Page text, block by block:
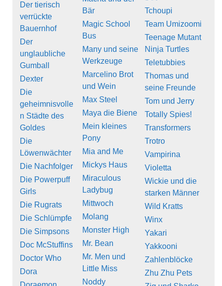
Der tierisch
verrückte
Bauernhof
Der
unglaubliche
Gumball
Dexter
Die
geheimnisvolle
n Städte des
Goldes
Die
Löwenwächter
Die Nachfolger
Die Powerpuff
Girls
Die Rugrats
Die Schlümpfe
Die Simpsons
Doc McStuffins
Doctor Who
Dora
Bär
Magic School
Bus
Many und seine
Werkzeuge
Marcelino Brot
und Wein
Max Steel
Maya die Biene
Mein kleines
Pony
Mia and Me
Mickys Haus
Miraculous
Ladybug
Mittwoch
Molang
Monster High
Mr. Bean
Mr. Men und
Little Miss
Noddy
Tchoupi
Team Umizoomi
Teenage Mutant
Ninja Turtles
Teletubbies
Thomas und
seine Freunde
Tom und Jerry
Totally Spies!
Transformers
Trotro
Vampirina
Violetta
Wickie und die
starken Männer
Wild Kratts
Winx
Yakari
Yakkooni
Zahlenblöcke
Zhu Zhu Pets